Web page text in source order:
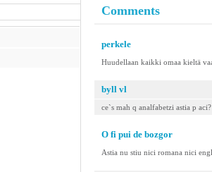
Comments
perkele
Huudellaan kaikki omaa kieltä
byll vl
ce`s mah q analfabetzi astia p
O fi pui de bozgor
Astia nu stiu nici romana nici